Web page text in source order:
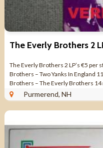
The Everly Brothers 2 LP’s €5 per
Brothers – Two Yanks In England
Brothers – The Everly Brothers 14
Purmerend, NH